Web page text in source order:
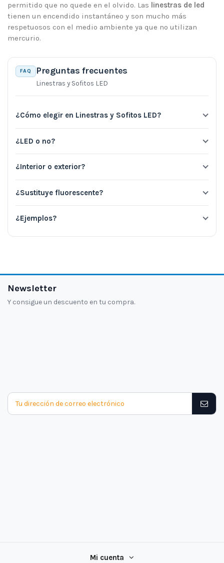
permitido que no quede en el olvido. Las linestras de led
tienen un encendido instantáneo y son mucho más
respetuosos con el medio ambiente ya que no utilizan
mercurio.
FAQ Preguntas frecuentes
Linestras y Sofitos LED
¿Cómo elegir en Linestras y Sofitos LED?
¿LED o no?
¿Interior o exterior?
¿Sustituye fluorescente?
¿Ejemplos?
Newsletter
Y consigue un descuento en tu compra.
Mi cuenta